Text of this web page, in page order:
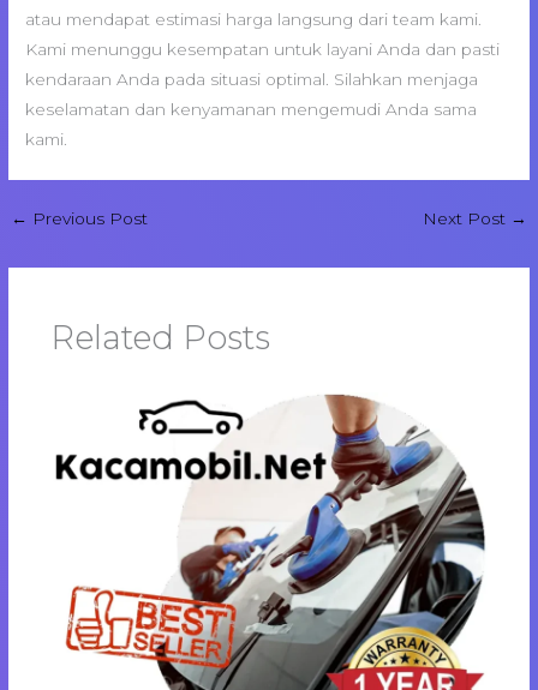
atau mendapat estimasi harga langsung dari team kami.
Kami menunggu kesempatan untuk layani Anda dan pasti
kendaraan Anda pada situasi optimal. Silahkan menjaga
keselamatan dan kenyamanan mengemudi Anda sama
kami.
← Previous Post Next Post →
Related Posts